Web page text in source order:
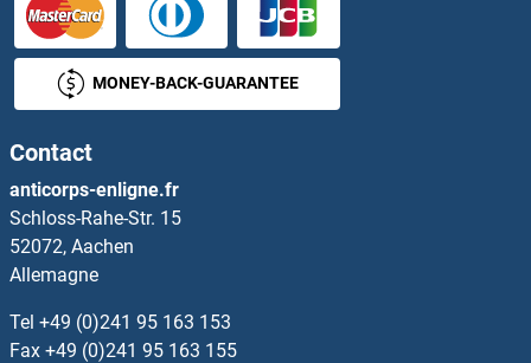
MONEY-BACK-GUARANTEE
Contact
anticorps-enligne.fr
Schloss-Rahe-Str. 15
52072, Aachen
Allemagne
Tel +49 (0)241 95 163 153
Fax +49 (0)241 95 163 155